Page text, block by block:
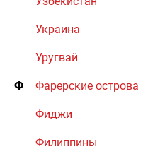
Украина
Уругвай
Ф Фарерские острова
Фиджи
Филиппины